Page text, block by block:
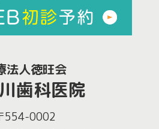
法人徳旺会
歯科医院
554-0002